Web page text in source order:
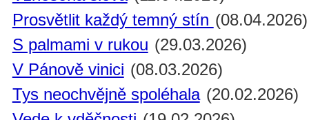
Prosvětlit každý temný stín (08.04.2026)
S palmami v rukou (29.03.2026)
V Pánově vinici (08.03.2026)
Tys neochvějně spoléhala (20.02.2026)